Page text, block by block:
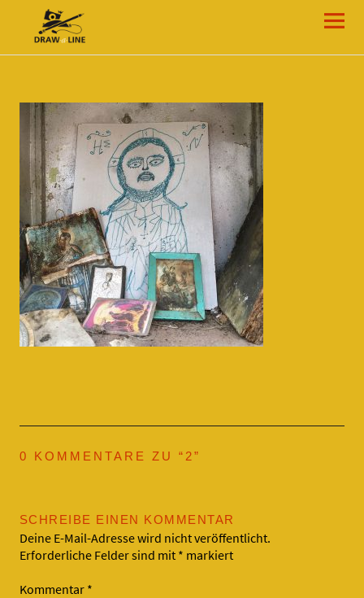
Draw-a-Line Grafik- und Web-Design
0 KOMMENTARE ZU “ 2”
SCHREIBE EINEN KOMMENTAR
Deine E-Mail-Adresse wird nicht veröffentlicht.
Erforderliche Felder sind mit * markiert
Kommentar *